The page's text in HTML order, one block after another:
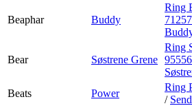
Beaphar Buddy
Ring
Bear Søstrene Grene
Ring
Beats
Power
Ring
/